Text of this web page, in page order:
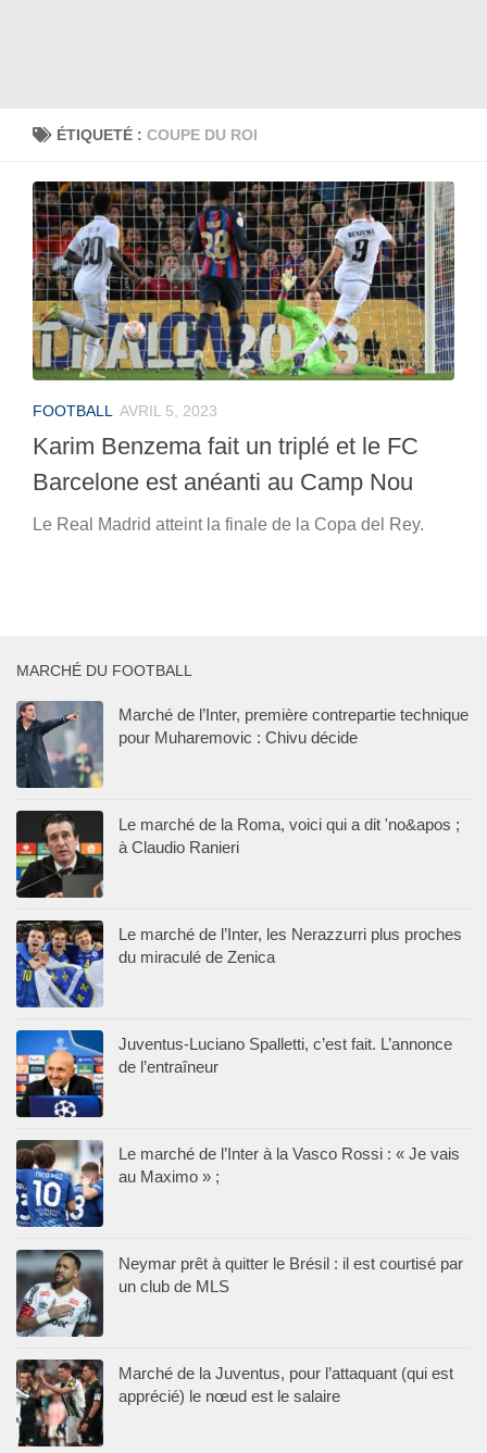
ÉTIQUETÉ : COUPE DU ROI
FOOTBALL AVRIL 5, 2023
Karim Benzema fait un triplé et le FC
Barcelone est anéanti au Camp Nou
Le Real Madrid atteint la finale de la Copa del Rey.
MARCHÉ DU FOOTBALL
Marché de l’Inter, première contrepartie technique
pour Muharemovic : Chivu décide
Le marché de la Roma, voici qui a dit 'no&apos ;
à Claudio Ranieri
Le marché de l’Inter, les Nerazzurri plus proches
du miraculé de Zenica
Juventus-Luciano Spalletti, c’est fait. L’annonce
de l’entraîneur
Le marché de l’Inter à la Vasco Rossi : « Je vais
au Maximo » ;
Neymar prêt à quitter le Brésil : il est courtisé par
un club de MLS
Marché de la Juventus, pour l’attaquant (qui est
apprécié) le nœud est le salaire